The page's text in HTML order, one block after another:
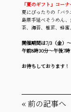
「夏のギフト」コー
夏にぴったりの「バラ
島原手延べそうめん
茶、海苔、椎茸、蜂
開催期間は7/3（金）～
午前8時30分～午後7
お待ちしております！
«前の記事へ